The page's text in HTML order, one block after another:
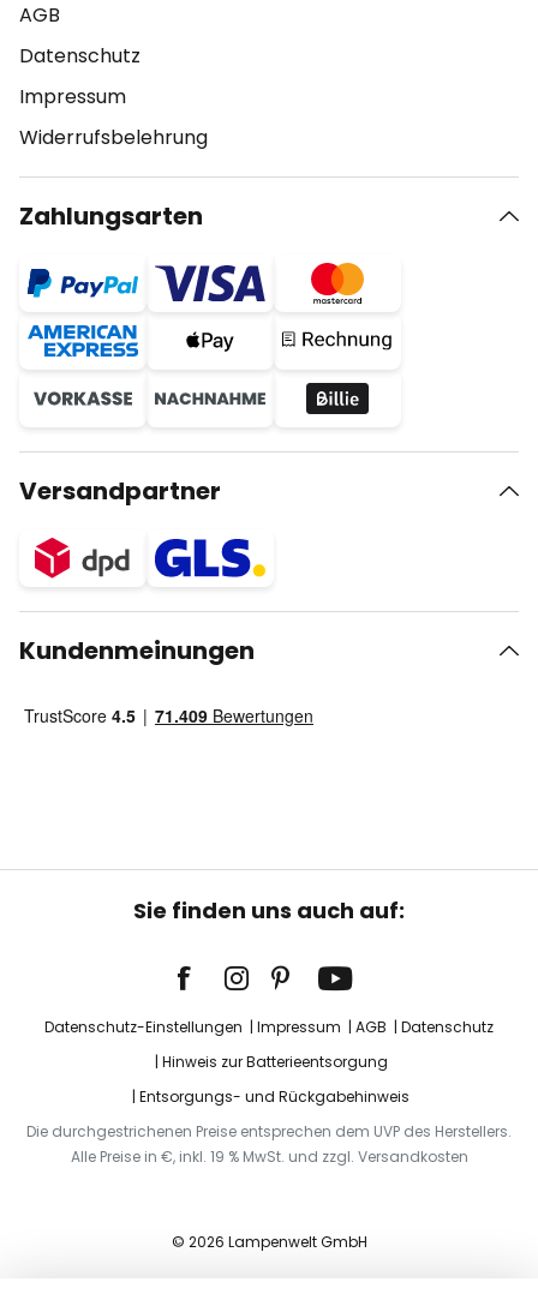
AGB
Datenschutz
Impressum
Widerrufsbelehrung
Zahlungsarten
Versandpartner
Kundenmeinungen
Sie finden uns auch auf:
Datenschutz-Einstellungen Impressum AGB
Datenschutz
Hinweis zur Batterieentsorgung
Entsorgungs- und Rückgabehinweis
Die durchgestrichenen Preise entsprechen dem UVP des Herstellers.
Alle Preise in €, inkl. 19 % MwSt. und zzgl. Versandkosten
© 2026 Lampenwelt GmbH